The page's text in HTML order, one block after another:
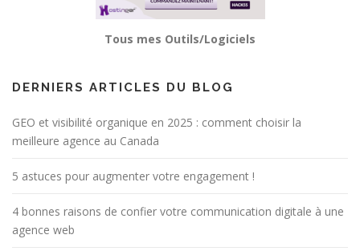
Tous mes Outils/Logiciels
DERNIERS ARTICLES DU BLOG
GEO et visibilité organique en 2025 : comment choisir la
meilleure agence au Canada
5 astuces pour augmenter votre engagement !
4 bonnes raisons de confier votre communication digitale à une
agence web